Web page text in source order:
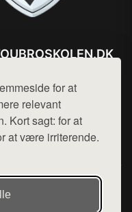
for at
relevant
Kort sagt: for at
at være irriterende.
hej@want.dk
og privatlivspolitik
en række
produkter fra